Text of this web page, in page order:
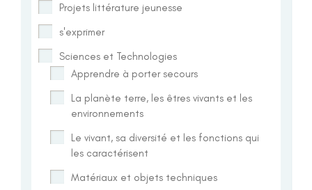
Projets littérature jeunesse
s'exprimer
Sciences et Technologies
Apprendre à porter secours
La planète terre, les êtres vivants et les
environnements
Le vivant, sa diversité et les fonctions qui
les caractérisent
Matériaux et objets techniques